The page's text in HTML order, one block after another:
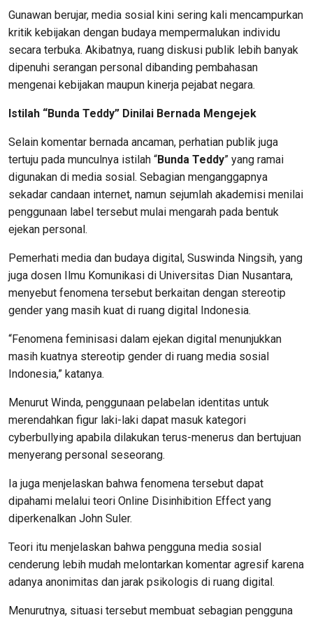
Gunawan berujar, media sosial kini sering kali mencampurkan
kritik kebijakan dengan budaya mempermalukan individu
secara terbuka. Akibatnya, ruang diskusi publik lebih banyak
dipenuhi serangan personal dibanding pembahasan
mengenai kebijakan maupun kinerja pejabat negara.
Istilah “Bunda Teddy” Dinilai Bernada Mengejek
Selain komentar bernada ancaman, perhatian publik juga
tertuju pada munculnya istilah “Bunda Teddy” yang ramai
digunakan di media sosial. Sebagian menganggapnya
sekadar candaan internet, namun sejumlah akademisi menilai
penggunaan label tersebut mulai mengarah pada bentuk
ejekan personal.
Pemerhati media dan budaya digital, Suswinda Ningsih, yang
juga dosen Ilmu Komunikasi di Universitas Dian Nusantara,
menyebut fenomena tersebut berkaitan dengan stereotip
gender yang masih kuat di ruang digital Indonesia.
“Fenomena feminisasi dalam ejekan digital menunjukkan
masih kuatnya stereotip gender di ruang media sosial
Indonesia,” katanya.
Menurut Winda, penggunaan pelabelan identitas untuk
merendahkan figur laki-laki dapat masuk kategori
cyberbullying apabila dilakukan terus-menerus dan bertujuan
menyerang personal seseorang.
Ia juga menjelaskan bahwa fenomena tersebut dapat
dipahami melalui teori Online Disinhibition Effect yang
diperkenalkan John Suler.
Teori itu menjelaskan bahwa pengguna media sosial
cenderung lebih mudah melontarkan komentar agresif karena
adanya anonimitas dan jarak psikologis di ruang digital.
Menurutnya, situasi tersebut membuat sebagian pengguna